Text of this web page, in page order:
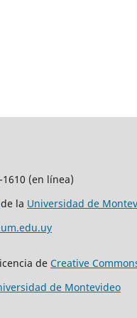
1610 (en línea)
de la Universidad de
de Creative
de Montevideo